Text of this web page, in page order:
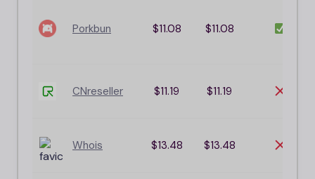
Porkbun $11.08 $11.08
CNreseller $11.19 $11.19
Whois $13.48 $13.48